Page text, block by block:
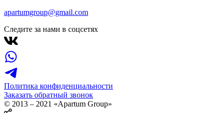
apartumgroup@gmail.com
Следите за нами в соцсетях
Политика конфиденциальности
Заказать обратный звонок
© 2013 – 2021 «Apartum Group»